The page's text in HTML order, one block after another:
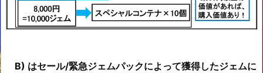
B) はセール/緊急ジェムパックによって獲得したジェムに